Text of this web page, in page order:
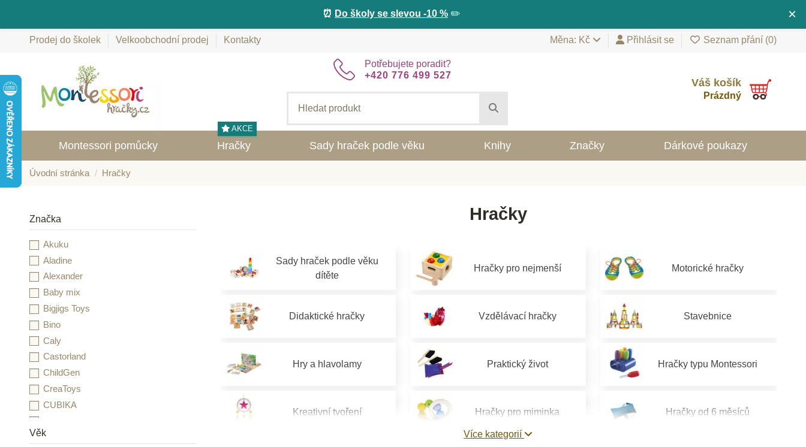
×
⏰ Do školy se slevou -10 % ✏️
Prodej do školek Velkoobchodní prodej Kontakty Měna: Kč Přihlásit se Seznam přání (0)
Potřebujete poradit?
+420 776 499 527
Váš košík
Prázdný
Montessori pomůcky Hračky
AKCE
Sady hraček podle věku Knihy Značky Dárkové poukazy
Úvodní stránka Hračky
Hračky
Sady hraček podle věku
dítěte
Hračky pro nejmenší Motorické hračky
Didaktické hračky Vzdělávací hračky Stavebnice
Hry a hlavolamy Praktický život Hračky typu Montessori
Kreativní tvoření Hračky pro miminka Hračky od 6 měsíců
Více kategorií
Značka
Akuku
Aladine
Alexander
Baby mix
Bigjigs Toys
Bino
Caly
Castorland
ChildGen
CreaToys
CUBIKA
Djeco
Věk